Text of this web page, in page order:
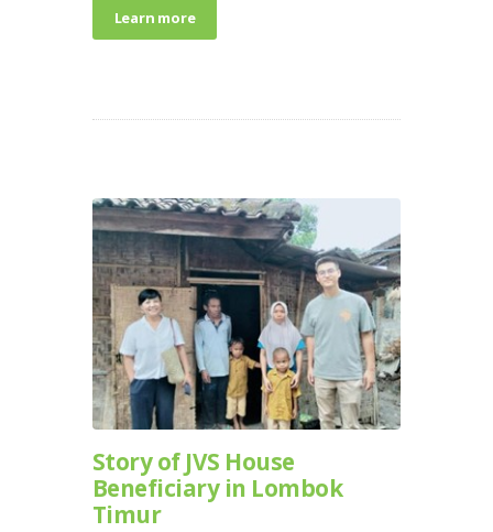
Learn more
Story of JVS House
Beneficiary in Lombok
Timur